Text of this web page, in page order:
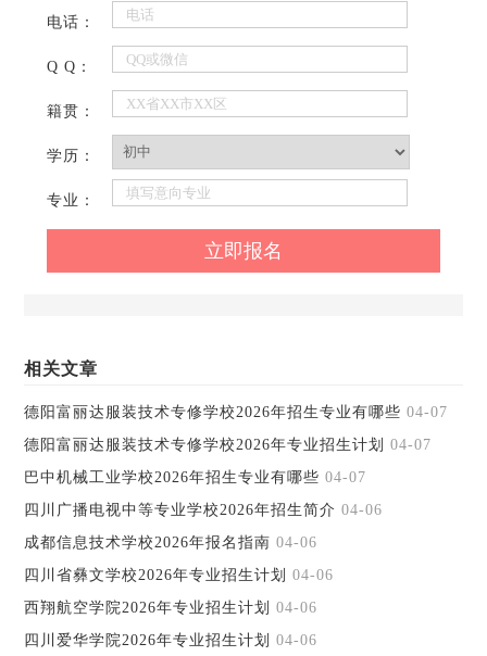
电话：
Q Q：
籍贯：
学历：
专业：
相关文章
德阳富丽达服装技术专修学校2026年招生专业有哪些 04-07
德阳富丽达服装技术专修学校2026年专业招生计划
04-07
巴中机械工业学校2026年招生专业有哪些 04-07
四川广播电视中等专业学校2026年招生简介 04-06
成都信息技术学校2026年报名指南 04-06
四川省彝文学校2026年专业招生计划
04-06
西翔航空学院2026年专业招生计划
04-06
四川爱华学院2026年专业招生计划
04-06